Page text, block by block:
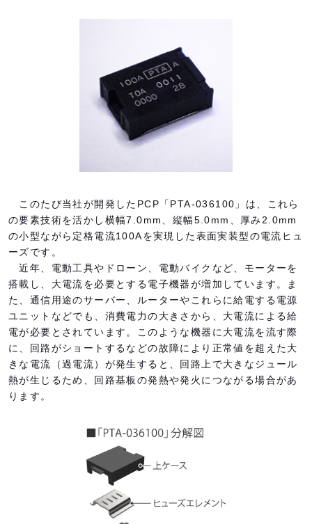
このたび当社が開発したPCP「PTA-036100」は、これら
の要素技術を活かし横幅7.0mm、縦幅5.0mm、厚み2.0mm
の小型ながら定格電流100Aを実現した表面実装型の電流ヒュ
ーズです。
近年、電動工具やドローン、電動バイクなど、モーターを
搭載し、大電流を必要とする電子機器が増加しています。ま
た、通信用途のサーバー、ルーターやこれらに給電する電源
ユニットなどでも、消費電力の大きさから、大電流による給
電が必要とされています。このような機器に大電流を流す際
に、回路がショートするなどの故障により正常値を超えた大
きな電流（過電流）が発生すると、回路上で大きなジュール
熱が生じるため、回路基板の発熱や発火につながる場合があ
ります。